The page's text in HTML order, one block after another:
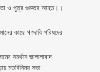
পিতা ও পুত্র গুরুতর আহত।।
কাছে গণদাবি পরিষদের
সমর্থনে জালালাবাদ
মতবিনিময় সভা